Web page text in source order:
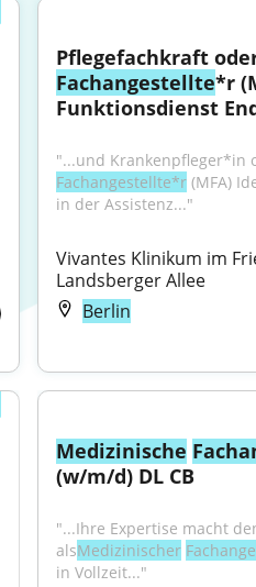
Pflegefachkraft
Fachangestellte*r
Funktionsdienst
"...und Krankenpfleger*in
Fachangestellte*r (MFA)
in der Assistenz..."
Vivantes Klinikum im
Landsberger Allee
Berlin
Medizinische
(w/m/d) DL CB
"...Ihre Expertise macht
als﻿﻿Medizinischer
in Vollzeit..."